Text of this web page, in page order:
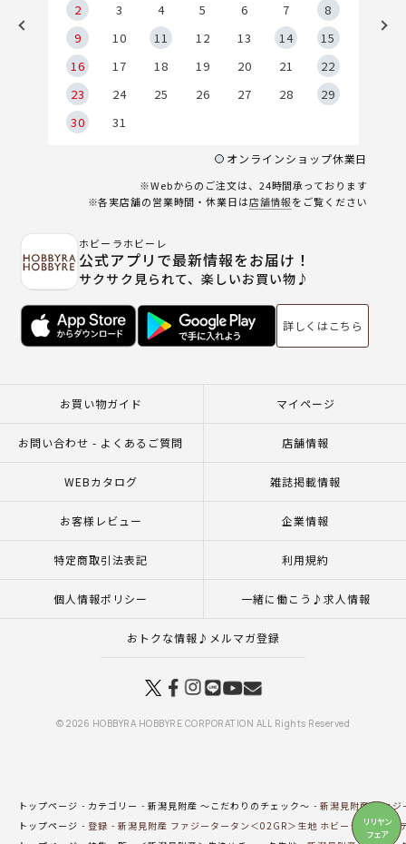
リリヤン
フェア
2
3 4 5 6 7
8
9
10 11 12 13 14
15
16
17 18 19 20 21
22
23
24 25 26 27 28
29
30
31
オンラインショップ休業日
※Webからのご注文は、24時間承っております
※各実店舗の営業時間・休業日は店舗情報をご覧ください
ホビーラホビーレ
公式アプリで最新情報をお届け！
サクサク見られて、楽しいお買い物♪
詳しくはこちら
お買い物ガイド マイページ
お問い合わせ - よくあるご質問 店舗情報
WEBカタログ 雑誌掲載情報
お客様レビュー 企業情報
特定商取引法表記 利用規約
個人情報ポリシー 一緒に働こう♪求人情報
おトクな情報♪メルマガ登録
© 2026 HOBBYRA HOBBYRE CORPORATION ALL Rights Reserved
トップページ カテゴリー 新潟見附産 ～こだわりのチェック～
新潟見附産 ファ
トップページ
登録
新潟見附産 ファジータータン＜02GR＞生地 ホビーラホビーレ